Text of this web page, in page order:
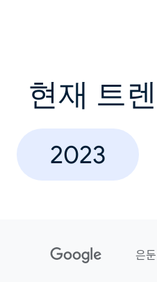
현재 트
2023
은둔